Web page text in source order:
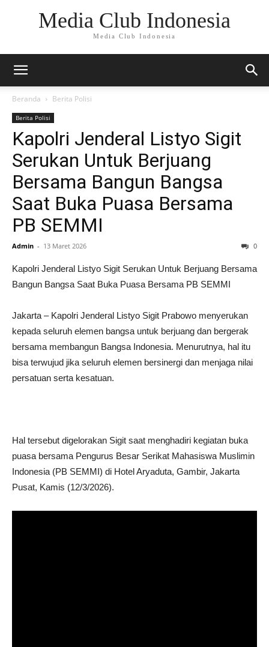
Media Club Indonesia
Media Club Indonesia
Beranda Berita Polisi
Berita Polisi
Kapolri Jenderal Listyo Sigit
Serukan Untuk Berjuang
Bersama Bangun Bangsa
Saat Buka Puasa Bersama
PB SEMMI
Admin - 13 Maret 2026 0
Kapolri Jenderal Listyo Sigit Serukan Untuk Berjuang Bersama
Bangun Bangsa Saat Buka Puasa Bersama PB SEMMI
Jakarta – Kapolri Jenderal Listyo Sigit Prabowo menyerukan
kepada seluruh elemen bangsa untuk berjuang dan bergerak
bersama membangun Bangsa Indonesia. Menurutnya, hal itu
bisa terwujud jika seluruh elemen bersinergi dan menjaga nilai
persatuan serta kesatuan.
Hal tersebut digelorakan Sigit saat menghadiri kegiatan buka
puasa bersama Pengurus Besar Serikat Mahasiswa Muslimin
Indonesia (PB SEMMI) di Hotel Aryaduta, Gambir, Jakarta
Pusat, Kamis (12/3/2026).